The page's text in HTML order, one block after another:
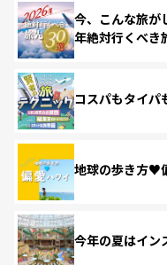
今、こんな旅が
年絶対行くべき
コスパもタイパ
地球の歩き方♥
今年の夏はイン